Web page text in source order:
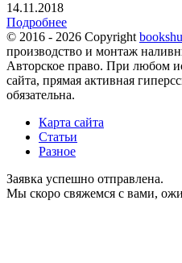
14.11.2018
Подробнее
© 2016 - 2026 Copyright
производство и монтаж
Авторское право. При любом
сайта, прямая активная
обязательна.
Карта сайта
Статьи
Разное
Заявка успешно отправлена.
Мы скоро свяжемся с вами,